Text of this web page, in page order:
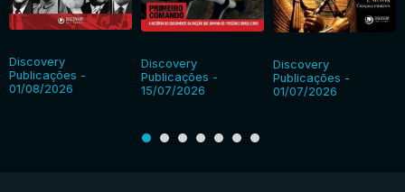
Discovery
Publicações -
01/08/2026
Discovery
Publicações -
15/07/2026
Discovery
Publicações -
01/07/2026